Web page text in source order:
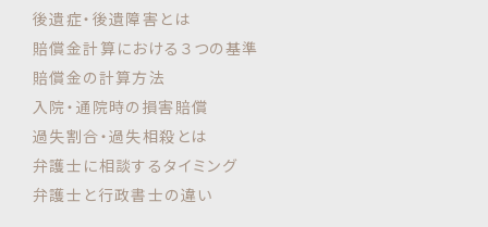
後遺症・後遺障害とは
賠償金計算における３つの基準
賠償金の計算方法
入院・通院時の損害賠償
過失割合・過失相殺とは
弁護士に相談するタイミング
弁護士と行政書士の違い